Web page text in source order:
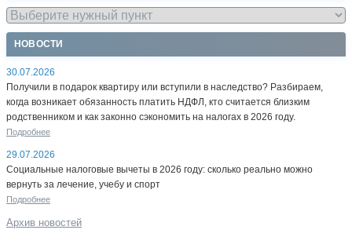
НОВОСТИ
30.07.2026
Получили в подарок квартиру или вступили в наследство? Разбираем,
когда возникает обязанность платить НДФЛ, кто считается близким
родственником и как законно сэкономить на налогах в 2026 году.
Подробнее
29.07.2026
Социальные налоговые вычеты в 2026 году: сколько реально можно
вернуть за лечение, учебу и спорт
Подробнее
Архив новостей